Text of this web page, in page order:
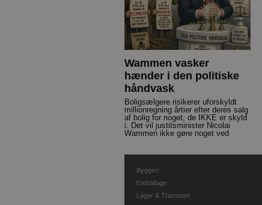
Wammen vasker
hænder i den politiske
håndvask
Boligsælgere risikerer uforskyldt
millionregning årtier efter deres salg
af bolig for noget, de IKKE er skyld
i. Det vil justitsminister Nicolai
Wammen ikke gøre noget ved
Byggeri
Emballage
Lager & Transport